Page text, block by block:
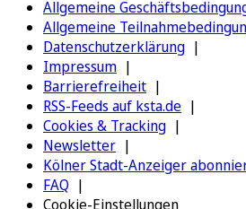
Allgemeine
Allgemeine
Datenschutzerklärung
Impressum
Barrierefreiheit
RSS-Feeds auf ksta.de
Cookies & Tracking
Newsletter
Kölner Stadt-Anzeiger
FAQ
Cookie-Einstellungen